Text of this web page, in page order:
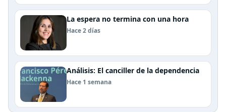
La espera no termina con una hora
Hace 2 días
Análisis: El canciller de la dependencia
Hace 1 semana